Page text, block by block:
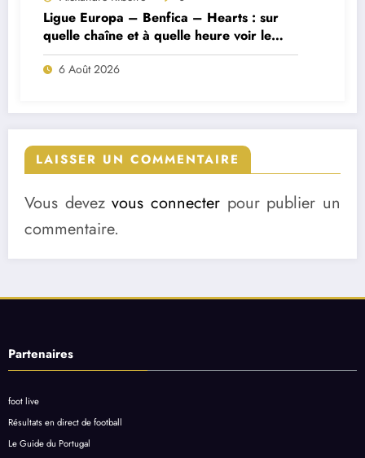
Ligue Europa – Benfica – Hearts : sur
quelle chaîne et à quelle heure voir le
match ?
6 Août 2026
LAISSER UN COMMENTAIRE
Vous devezvous connecter pour publier un
commentaire.
Partenaires
foot live
Résultats en direct de football
Le Guide du Portugal